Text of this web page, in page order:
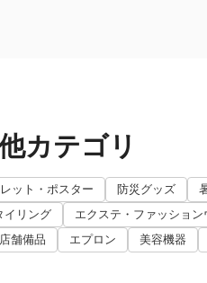
カテゴリ
ット・ポスター 防災グッズ
イリング エクステ・ファッション
店舗備品 エプロン 美容機器